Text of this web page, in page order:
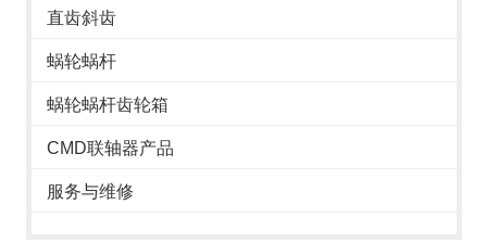
直齿斜齿
蜗轮蜗杆
蜗轮蜗杆齿轮箱
CMD联轴器产品
服务与维修